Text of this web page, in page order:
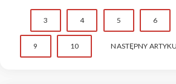
3 4 5 6
9 10 NASTĘPNY